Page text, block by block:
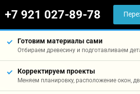
+7 921 027-89-78
Готовим материалы сами
Отбираем древесину и подготавливаем
Корректируем проекты
Меняем планировку, расположение окон,